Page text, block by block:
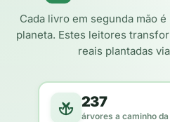
Cada livro em segunda mão
planeta. Estes leitores
reais plantadas via
237
árvores a caminho